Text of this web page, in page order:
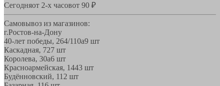
Сегодняот 2-х часовот 90 ₽
Самовывоз из магазинов:
г.Ростов-на-Дону
40-лет победы, 264/110а9 шт
Каскадная, 727 шт
Королева, 30а6 шт
Красноармейская, 1443 шт
Будённовский, 11 2 шт